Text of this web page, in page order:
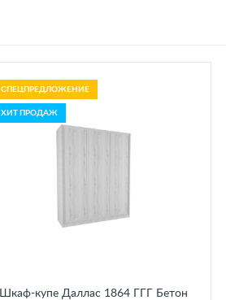
СПЕЦПРЕДЛОЖЕНИЕ
ХИТ ПРОДАЖ
Шкаф-купе Даллас 1864 ГГГ Бетон